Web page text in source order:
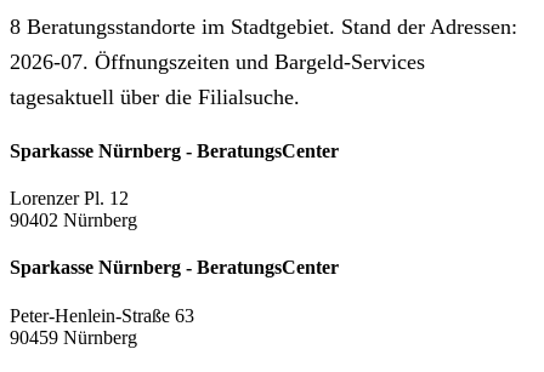
8 Beratungsstandorte im Stadtgebiet. Stand der Adressen:
2026-07. Öffnungszeiten und Bargeld-Services
tagesaktuell über die Filialsuche.
Sparkasse Nürnberg - BeratungsCenter
Lorenzer Pl. 12
90402 Nürnberg
Sparkasse Nürnberg - BeratungsCenter
Peter-Henlein-Straße 63
90459 Nürnberg